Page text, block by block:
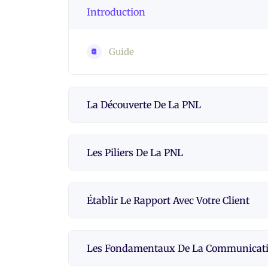
Introduction
Guide
La Découverte De La PNL
Les Piliers De La PNL
Établir Le Rapport Avec Votre Client
Les Fondamentaux De La